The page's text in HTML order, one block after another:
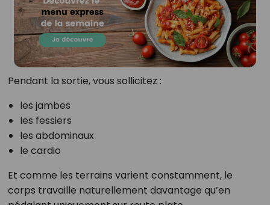
Pendant la sortie, vous sollicitez :
les jambes
les fessiers
les abdominaux
le cardio
Et comme les terrains varient constamment, le
corps travaille naturellement davantage qu’en